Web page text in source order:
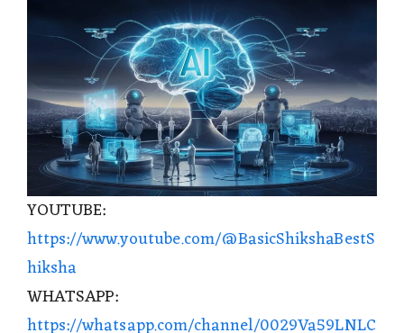
YOUTUBE:
https://www.youtube.com/@BasicShikshaBestS
hiksha
WHATSAPP:
https://whatsapp.com/channel/0029Va59LNLC